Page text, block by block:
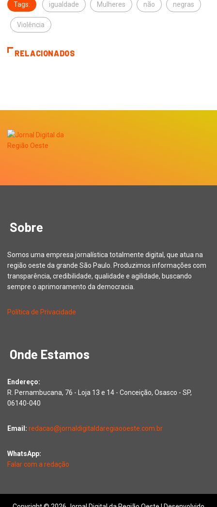
Tags: igualdade Mulheres não negras
Violência
RELACIONADOS
Sobre
Somos uma empresa jornalística totalmente digital, que atua na
região oeste da grande São Paulo. Produzimos informações com
transparência, credibilidade, qualidade e agilidade, buscando
sempre o aprimoramento da democracia.
Política de Privacidade
Onde Estamos
Endereço:
R. Pernambucana, 76 - Loja 13 e 14 - Conceição, Osasco - SP,
06140-040
Email: redacao@jornaldigitaldaregiaooeste.com.br
WhatsApp:
Falar com a redação